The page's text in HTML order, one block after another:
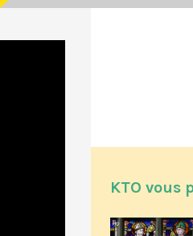
KTO vous